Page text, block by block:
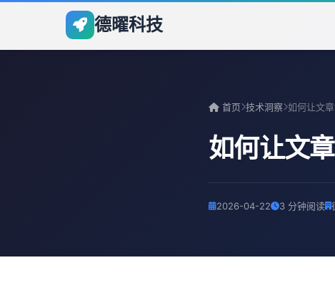
德曜科技
首页 技术洞察
如何让文
2026-04-22 3 分钟阅读